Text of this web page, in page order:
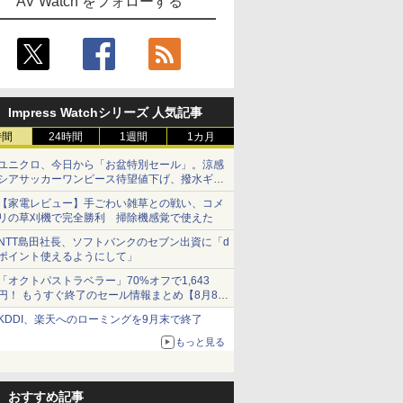
Impress Watchシリーズ 人気記事
24時間 1週間 1カ月
ニクロ、今日から「お盆特別セール」。涼感
アサッカーワンピース待望値下げ、撥水ギア
ョーツは1990円に
家電レビュー】手ごわい雑草との戦い、コメ
の草刈機で完全勝利 掃除機感覚で使えた
島田社長、ソフトバンクのセブン出資に「d
イント使えるようにして」
オクトパストラベラー」70%オフで1,643
！ もうすぐ終了のセール情報まとめ【8月8日
新】
ンテンドーeショップでは「大神 絶景版」が
、楽天へのローミングを9月末で終了
もっと見る
おすすめ記事